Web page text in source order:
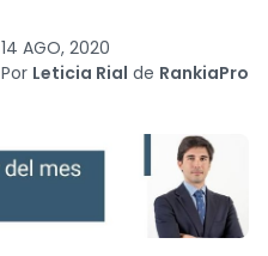
14 AGO, 2020
Por Leticia Rial de RankiaPro